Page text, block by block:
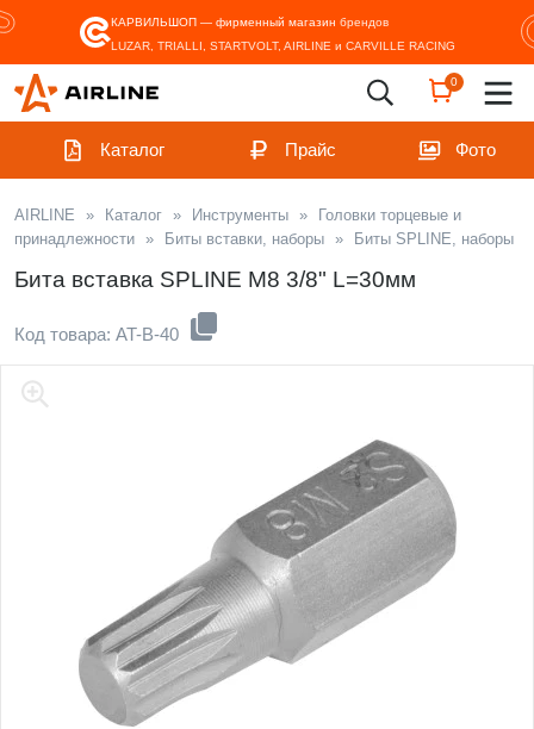
КАРВИЛЬШОП — фирменный магазин брендов
LUZAR, TRIALLI, STARTVOLT, AIRLINE и CARVILLE RACING
0
Каталог Прайс Фото
AIRLINE » Каталог » Инструменты »
Головки торцевые и
принадлежности » Биты вставки, наборы » Биты SPLINE, наборы
Бита вставка SPLINE M8 3/8" L=30мм
Код товара: AT-B-40